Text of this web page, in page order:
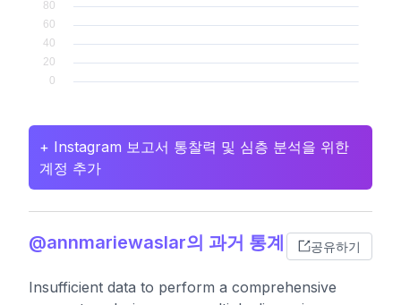
+ Instagram 보고서 통찰력 및 심층 분석을 위한
계정 추가
@annmariewaslar의 과거 통계 공유하기
Insufficient data to perform a comprehensive